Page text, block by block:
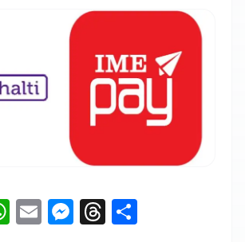
WhatsApp
EmailMessenger
Threads